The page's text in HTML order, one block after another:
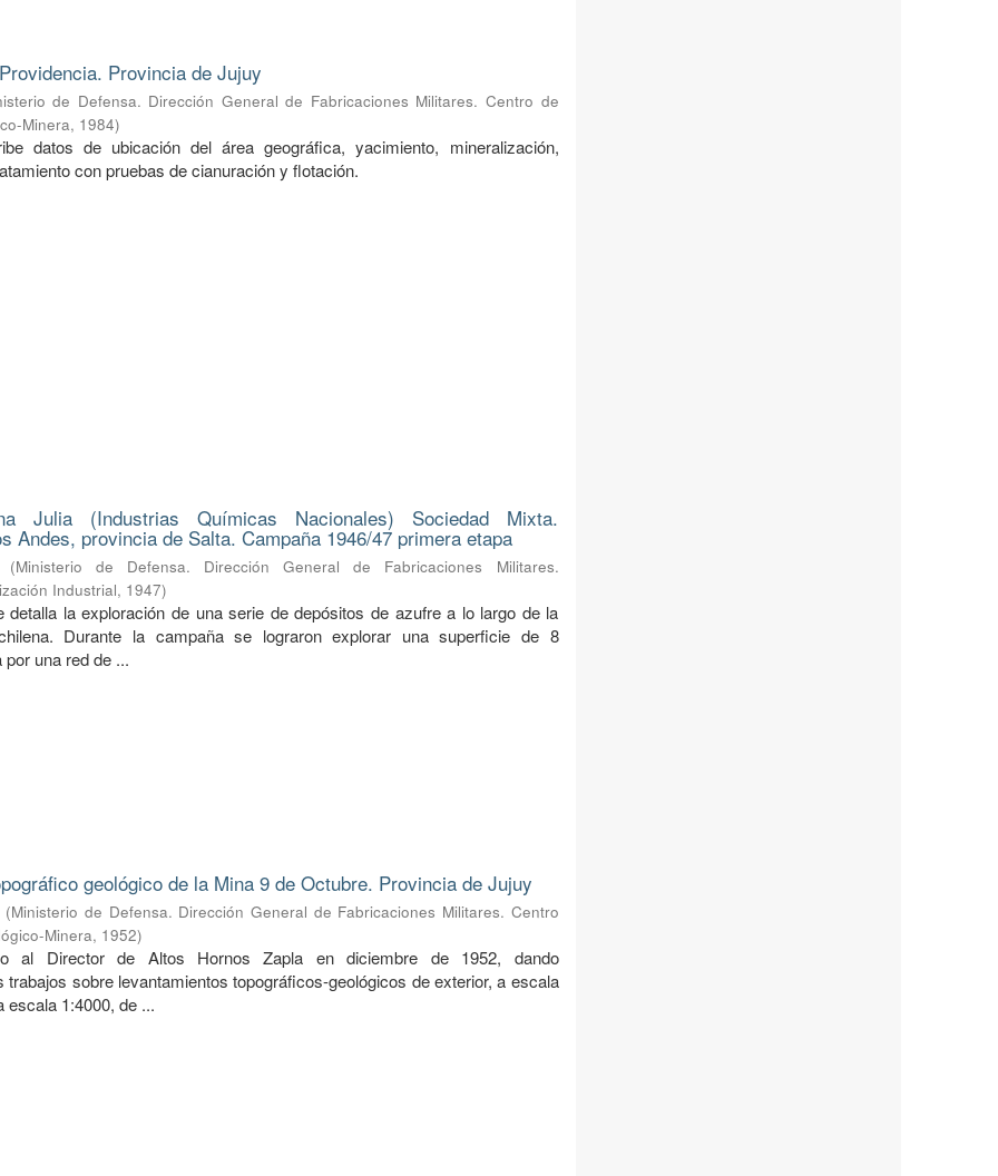
Provincia de Jujuy
de Defensa. Dirección General de Fabricaciones Militares. Centro de
Minera, 1984)
datos de ubicación del área geográfica, yacimiento, mineralización,
con pruebas de cianuración y flotación.
Julia (Industrias Químicas Nacionales) Sociedad Mixta.
Andes, provincia de Salta. Campaña 1946/47 primera etapa
(Ministerio de Defensa. Dirección General de Fabricaciones Militares.
Industrial, 1947)
detalla la exploración de una serie de depósitos de azufre a lo largo de la
Durante la campaña se lograron explorar una superficie de 8
una red de ...
geológico de la Mina 9 de Octubre. Provincia de Jujuy
(Ministerio de Defensa. Dirección General de Fabricaciones Militares. Centro
Minera, 1952)
al Director de Altos Hornos Zapla en diciembre de 1952, dando
trabajos sobre levantamientos topográficos-geológicos de exterior, a escala
escala 1:4000, de ...